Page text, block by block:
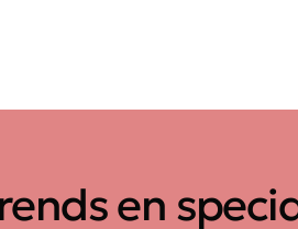
en